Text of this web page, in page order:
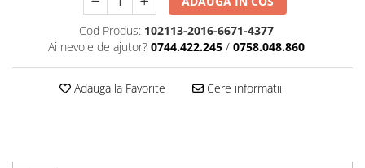
Cod Produs: 102113-2016-6671-4377
Ai nevoie de ajutor? 0744.422.245 / 0758.048.860
Adauga la Favorite Cere informatii